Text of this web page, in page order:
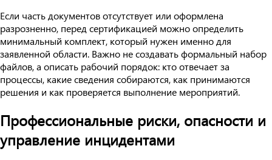
Если часть документов отсутствует или оформлена
разрозненно, перед сертификацией можно определить
минимальный комплект, который нужен именно для
заявленной области. Важно не создавать формальный набор
файлов, а описать рабочий порядок: кто отвечает за
процессы, какие сведения собираются, как принимаются
решения и как проверяется выполнение мероприятий.
Профессиональные риски, опасности и
управление инцидентами